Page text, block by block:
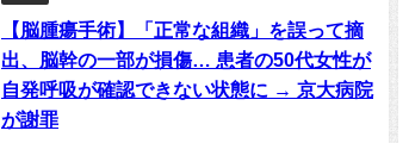
【脳腫瘍手術】「正常な組織」を誤って摘
出、脳幹の一部が損傷… 患者の50代女性が
自発呼吸が確認できない状態に → 京大病院
が謝罪